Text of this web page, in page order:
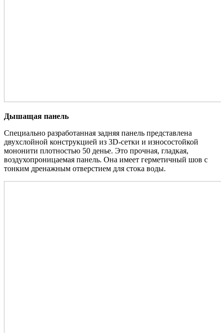
Дышащая панель
Специально разработанная задняя панель представлена
двухслойной конструкцией из 3D-сетки и износостойкой
мононити плотностью 50 денье. Это прочная, гладкая,
воздухопроницаемая панель. Она имеет герметичный шов с
тонким дренажным отверстием для стока воды.